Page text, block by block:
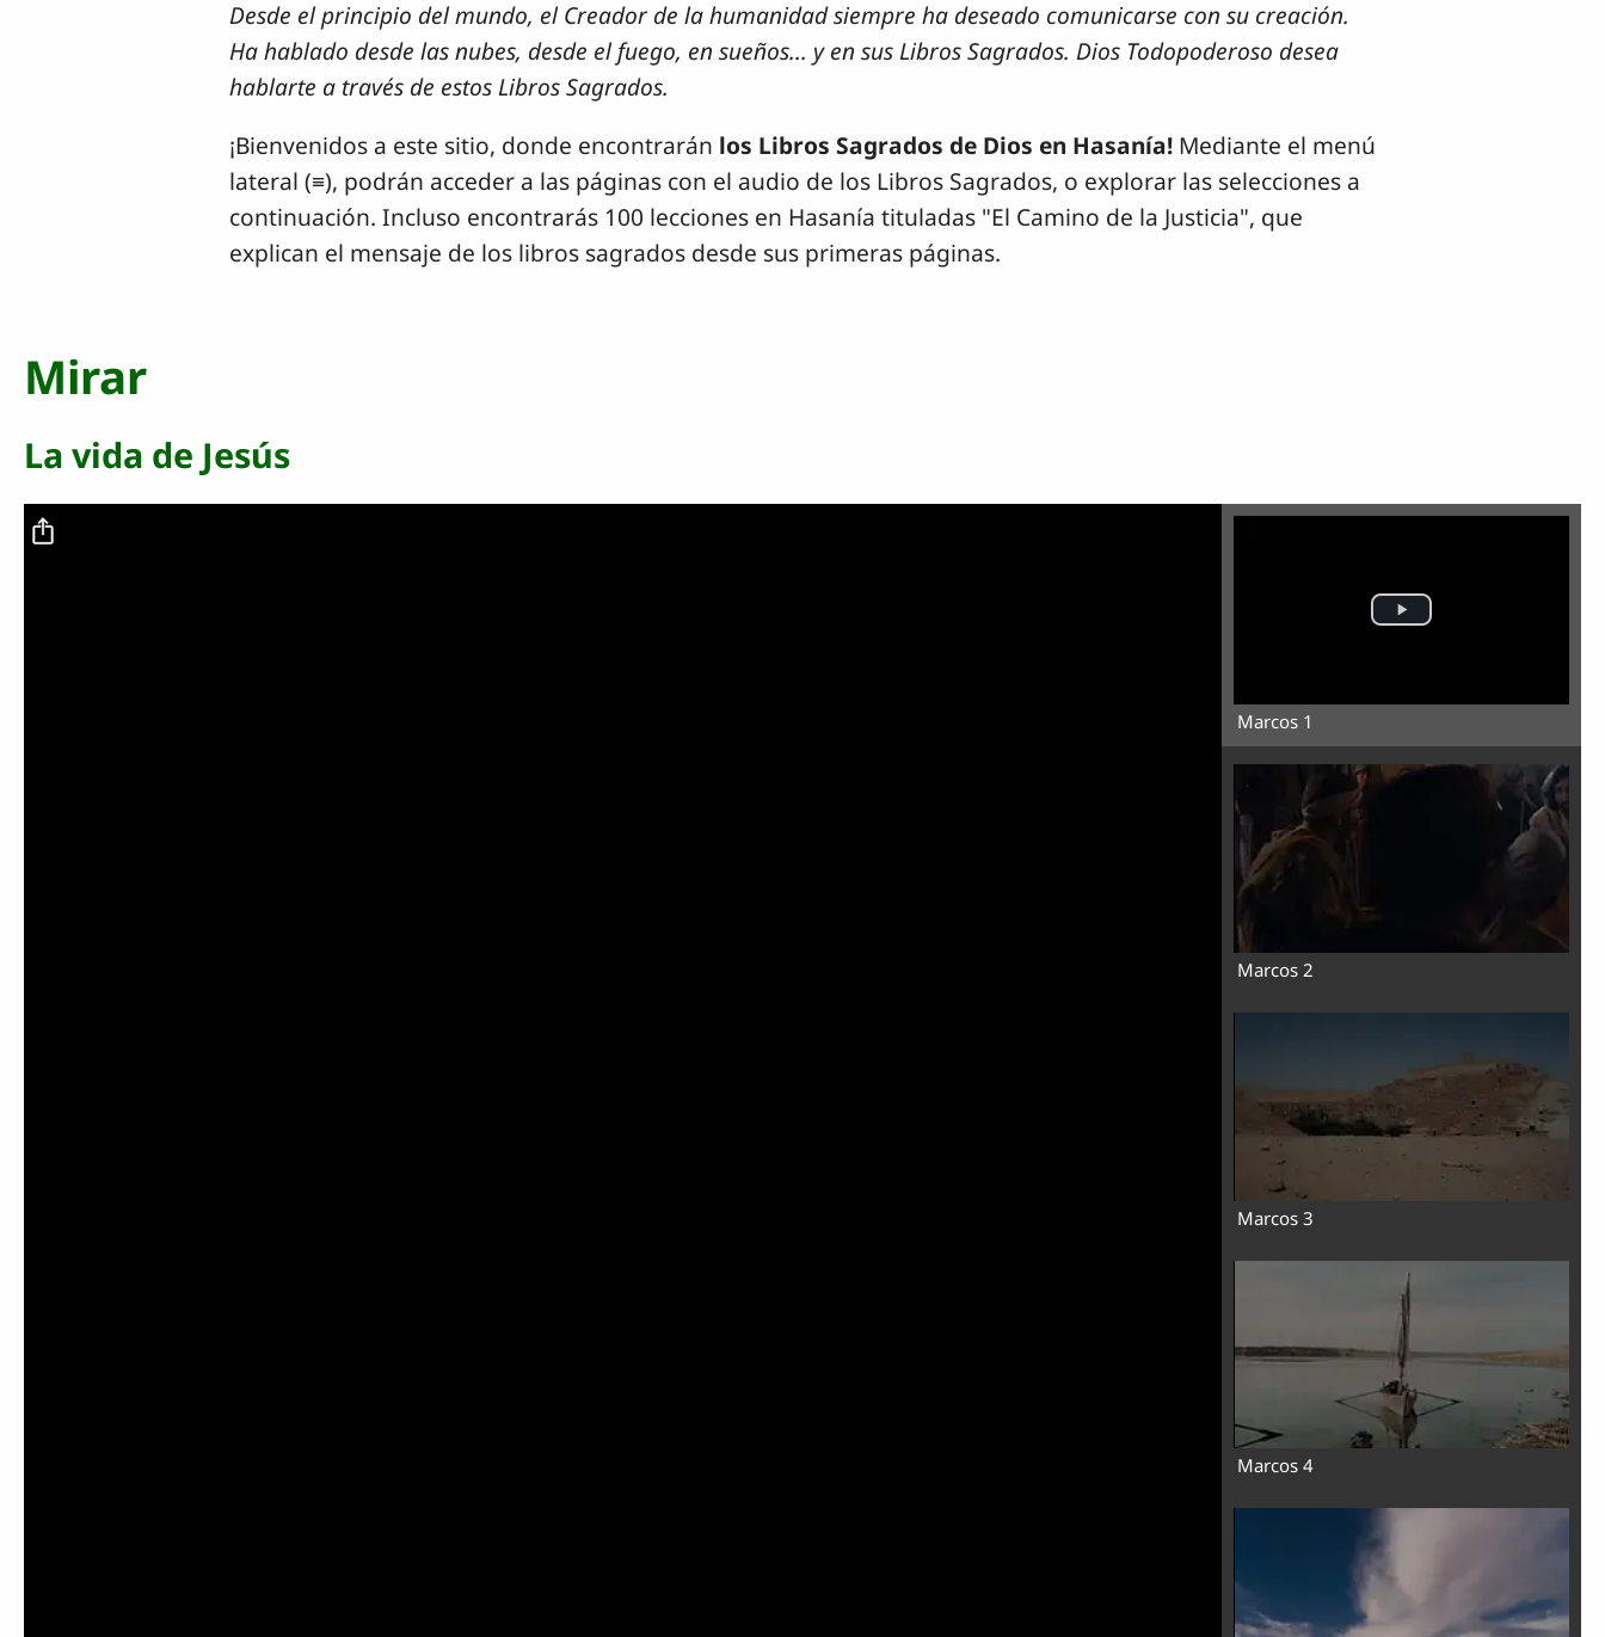
Desde el principio del mundo, el Creador de la humanidad siempre ha deseado comunicarse con su creación.
Ha hablado desde las nubes, desde el fuego, en sueños... y en sus Libros Sagrados. Dios Todopoderoso desea
hablarte a través de estos Libros Sagrados.
¡Bienvenidos a este sitio, donde encontrarán los Libros Sagrados de Dios en Hasanía! Mediante el menú
lateral (≡), podrán acceder a las páginas con el audio de los Libros Sagrados, o explorar las selecciones a
continuación. Incluso encontrarás 100 lecciones en Hasanía tituladas "El Camino de la Justicia", que
explican el mensaje de los libros sagrados desde sus primeras páginas.
Mirar
La vida de Jesús
Marcos 1
Marcos 2
Marcos 3
Marcos 4